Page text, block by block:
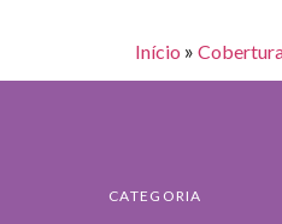
Início »
CATEGORIA